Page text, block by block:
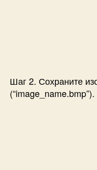
Шаг 2. Сохраните
(“image_name.bmp”).